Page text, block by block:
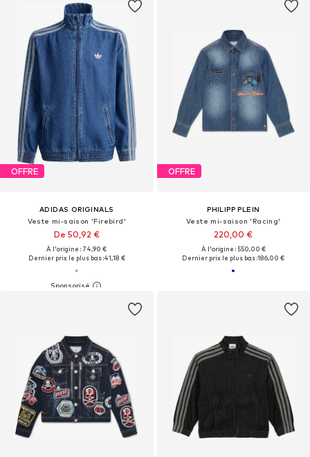
OFFRE
ADIDAS ORIGINALS
Veste mi-saison 'Firebird'
De 50,92 €
À l'origine : 74,90 €
Dernier prix le plus bas :41,18 €
OFFRE
PHILIPP PLEIN
Veste mi-saison 'Racing'
220,00 €
À l'origine : 550,00 €
Dernier prix le plus bas :186,00 €